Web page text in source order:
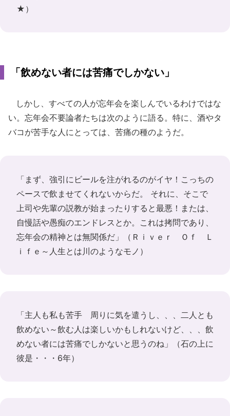
★ ）
「飲めない者には苦痛でしかない」
しかし、すべての人が忘年会を楽しんでいるわけではな
い。忘年会不要論者たちは次のように語る。特に、酒やタ
バコが苦手な人にとっては、苦痛の種のようだ。
「まず、強引にビールを注がれるのがイヤ！こっちの
ペースで飲ませてくれないからだ。 それに、そこで
上司や先輩の説教が始まったりすると最悪！または、
自慢話や愚痴のエンドレスとか。これは拷問であり、
忘年会の精神とは無関係だ」（ Ｒｉｖｅｒ Ｏｆ Ｌ
ｉｆｅ～人生とは川のようなモノ ）
「主人も私も苦手 周りに気を遣うし、、、二人とも
飲めない～飲む人は楽しいかもしれないけど、、、飲
めない者には苦痛でしかないと思うのね」（石の上に
彼是・・・6年）